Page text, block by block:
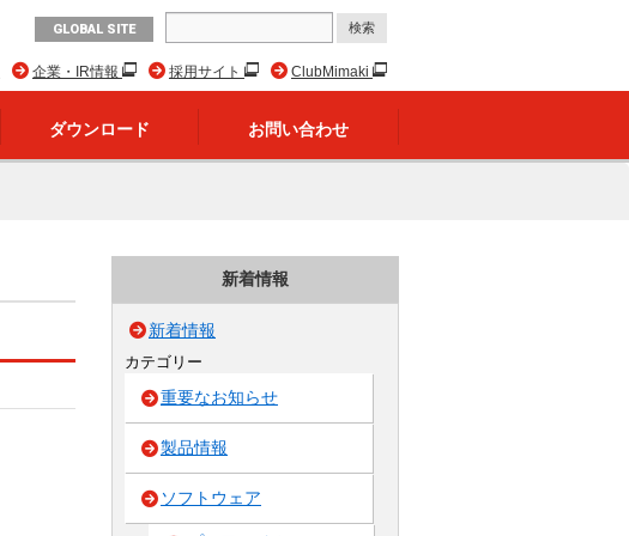
GLOBAL SITE
ClubMimaki
採用サイト
企業・IR情報
ダウンロード お問い合わせ
新着情報
新着情報
カテゴリー
重要なお知らせ
製品情報
ソフトウェア